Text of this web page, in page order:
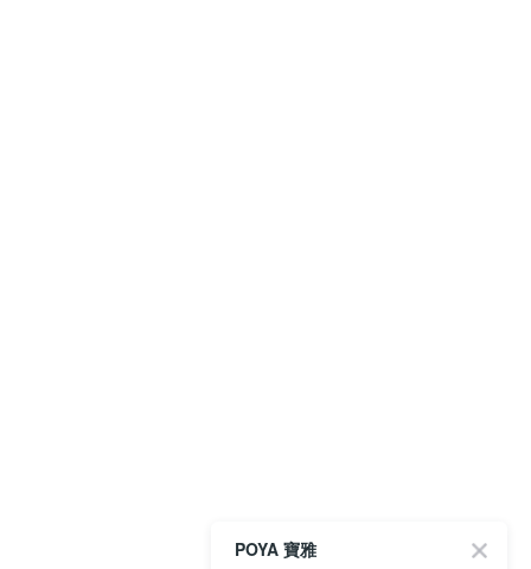
POYA 寶雅